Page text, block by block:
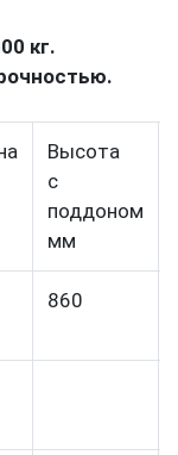
кг.
Высота
с
поддоном
мм
860